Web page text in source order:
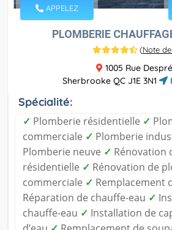
APPELEZ
PLOMBERIE
(Note
1005 Rue
Sherbrooke QC J1E 3N1
Spécialité:
✓ Plomberie résidentielle ✓
commerciale ✓ Plomberie
Plomberie neuve ✓ Rénovation
résidentielle ✓ Rénovation de
commerciale ✓ Remplacement
Réparation de chauffe-eau ✓
chauffe-eau ✓ Installation de